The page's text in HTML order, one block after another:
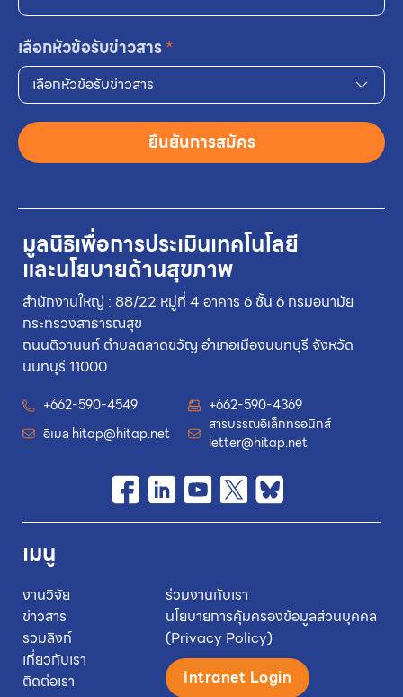
มูลนิธิเพื่อการประเมินเทคโนโลยี
และนโยบายด้านสุขภาพ
สำนักงานใหญ่ : 88/22 หมู่ที่ 4 อาคาร 6 ชั้น 6 กรมอนามัย
กระทรวงสาธารณสุข
ถนนติวานนท์ ตำบลตลาดขวัญ อำเภอเมืองนนทบุรี จังหวัด
นนทบุรี 11000
+662-590-4549
+662-590-4369
อีเมล hitap@hitap.net
สารบรรณอิเล็กทรอนิกส์
letter@hitap.net
เมนู
งานวิจัย
ข่าวสาร
รวมลิงก์
เกี่ยวกับเรา
ติดต่อเรา
ร่วมงานกับเรา
นโยบายการคุ้มครองข้อมูลส่วนบุคคล
(Privacy Policy)
Intranet Login
เลือกหัวข้อรับข่าวสาร*
เลือกหัวข้อรับข่าวสาร
ยืนยันการสมัคร